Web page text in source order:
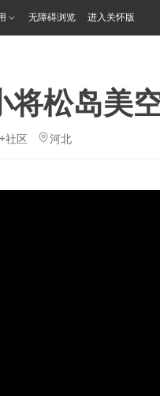
无障碍浏览 进入关怀版
将松岛美
社区 河北